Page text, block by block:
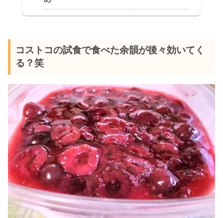
コストコの試食で食べた余韻が後々効いてく
る？笑